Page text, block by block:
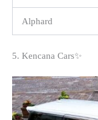
Alphard
5. Kencana Cars✨